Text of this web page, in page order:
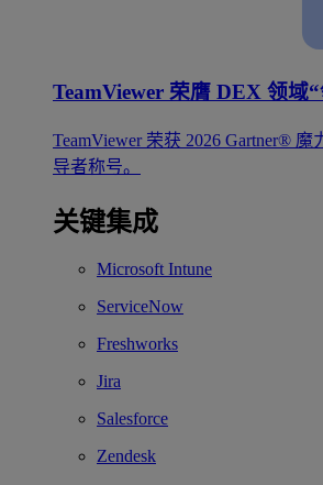
TeamViewer 荣膺 DEX 领域
TeamViewer 荣获 2026 Gartner®
导者称号。
关键集成
Microsoft Intune
ServiceNow
Freshworks
Jira
Salesforce
Zendesk